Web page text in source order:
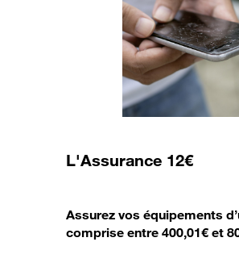
L'Assurance 12€
Assurez vos équipements
comprise entre 400,01€ et